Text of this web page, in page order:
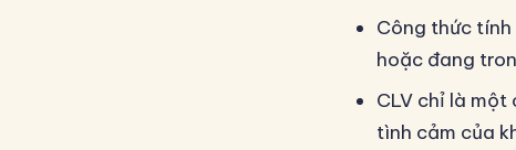
Công thức
hoặc đang
CLV chỉ là một
tình cảm của